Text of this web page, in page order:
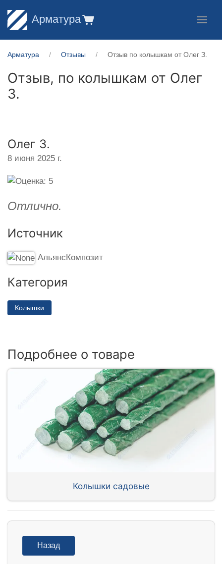
Арматура
Арматура Отзывы Отзыв по колышкам от Олег З.
Отзыв, по колышкам от Олег
З.
Олег З.
8 июня 2025 г.
Отлично.
Источник
АльянсКомпозит
Категория
Колышки
Подробнее о товаре
Колышки садовые
Назад